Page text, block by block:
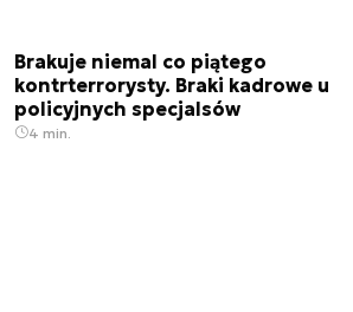
Brakuje niemal co piątego
kontrterrorysty. Braki kadrowe u
policyjnych specjalsów
4 min.